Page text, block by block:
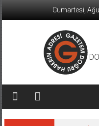
Cumartesi,